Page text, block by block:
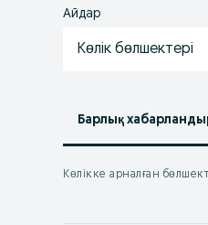
Айдар
Көлік бөлшектері
Барлық
Көлікке арналған